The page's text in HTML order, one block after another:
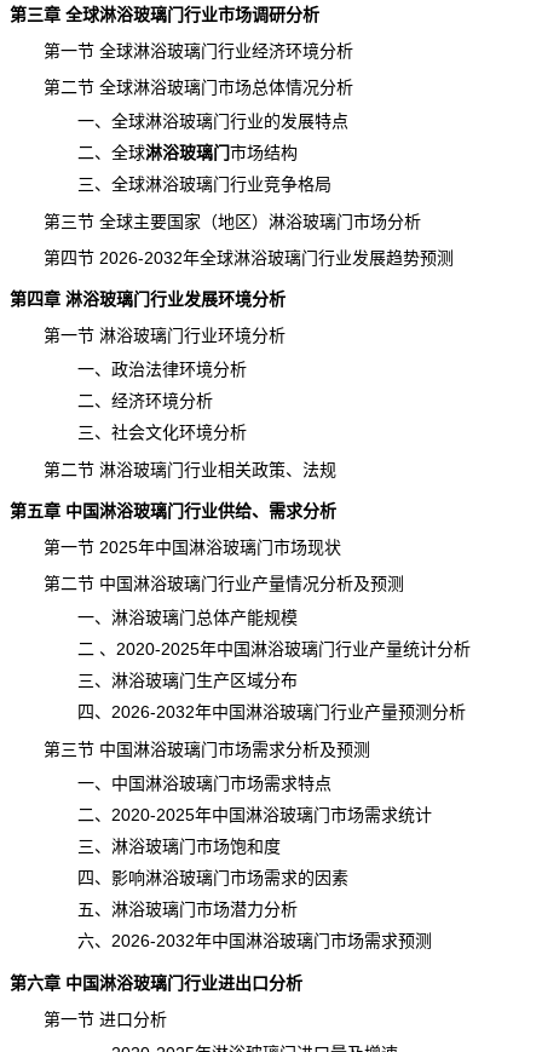
第三章 全球淋浴玻璃门行业市场调研分析
第一节 全球淋浴玻璃门行业经济环境分析
第二节 全球淋浴玻璃门市场总体情况分析
一、全球淋浴玻璃门行业的发展特点
二、全球淋浴玻璃门市场结构
三、全球淋浴玻璃门行业竞争格局
第三节 全球主要国家（地区）淋浴玻璃门市场分析
第四节 2026-2032年全球淋浴玻璃门行业发展趋势预测
第四章 淋浴玻璃门行业发展环境分析
第一节 淋浴玻璃门行业环境分析
一、政治法律环境分析
二、经济环境分析
三、社会文化环境分析
第二节 淋浴玻璃门行业相关政策、法规
第五章 中国淋浴玻璃门行业供给、需求分析
第一节 2025年中国淋浴玻璃门市场现状
第二节 中国淋浴玻璃门行业产量情况分析及预测
一、淋浴玻璃门总体产能规模
二 、2020-2025年中国淋浴玻璃门行业产量统计分析
三、淋浴玻璃门生产区域分布
四、2026-2032年中国淋浴玻璃门行业产量预测分析
第三节 中国淋浴玻璃门市场需求分析及预测
一、中国淋浴玻璃门市场需求特点
二、2020-2025年中国淋浴玻璃门市场需求统计
三、淋浴玻璃门市场饱和度
四、影响淋浴玻璃门市场需求的因素
五、淋浴玻璃门市场潜力分析
六、2026-2032年中国淋浴玻璃门市场需求预测
第六章 中国淋浴玻璃门行业进出口分析
第一节 进口分析